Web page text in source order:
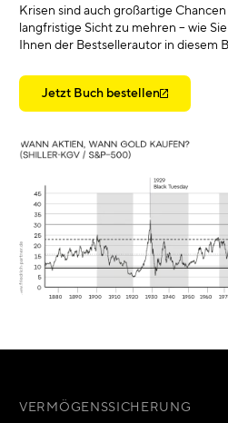
Krisen sind auch großartige
langfristige Sicht zu mehren – wie
Ihnen der Bestsellerautor in diesem
Jetzt Buch bestellen
VERMÖGENSSICHERUNG